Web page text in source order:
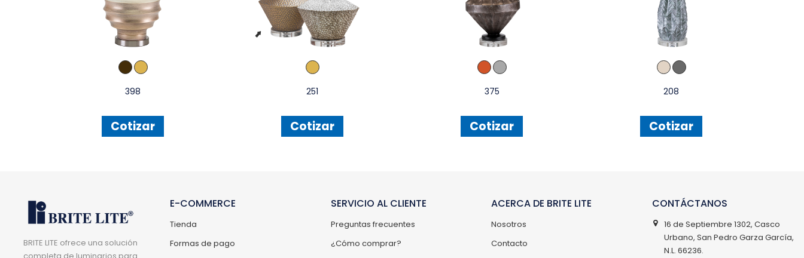
398
Cotizar
251
Cotizar
375
Cotizar
208
Cotizar
BRITE LITE ofrece una solución
E-COMMERCE
Tienda
Formas de pago
SERVICIO AL CLIENTE
Preguntas frecuentes
¿Cómo comprar?
ACERCA DE BRITE LITE
Nosotros
Contacto
CONTÁCTANOS
16 de Septiembre 1302, Casco
Urbano, San Pedro Garza García,
N.L. 66236.